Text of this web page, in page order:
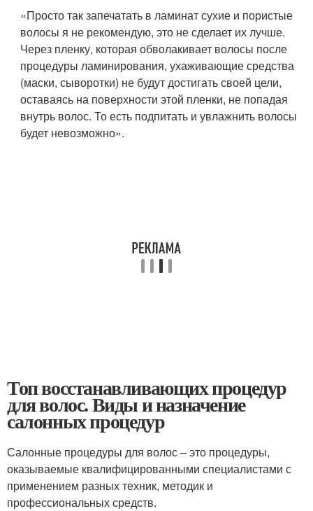
«Просто так запечатать в ламинат сухие и пористые
волосы я не рекомендую, это не сделает их лучше.
Через пленку, которая обволакивает волосы после
процедуры ламинирования, ухаживающие средства
(маски, сыворотки) не будут достигать своей цели,
оставаясь на поверхности этой пленки, не попадая
внутрь волос. То есть подпитать и увлажнить волосы
будет невозможно».
Топ восстанавливающих процедур
для волос. Виды и назначение
салонных процедур
Салонные процедуры для волос – это процедуры,
оказываемые квалифицированными специалистами с
применением разных техник, методик и
профессиональных средств.